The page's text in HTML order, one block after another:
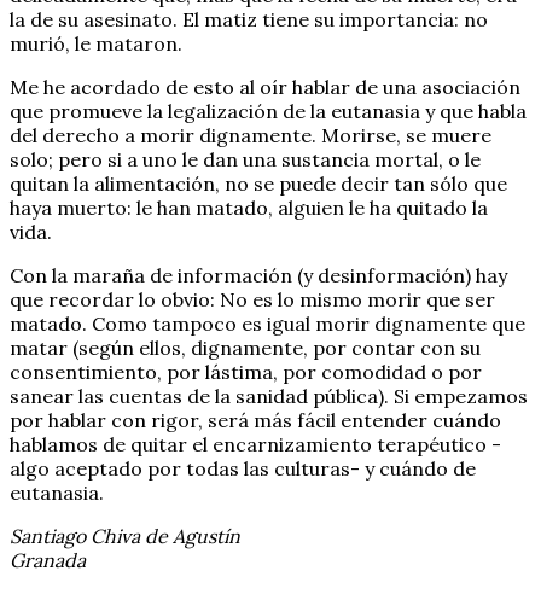
la de su asesinato. El matiz tiene su importancia: no
murió, le mataron.
Me he acordado de esto al oír hablar de una asociación
que promueve la legalización de la eutanasia y que habla
del derecho a morir dignamente. Morirse, se muere
solo; pero si a uno le dan una sustancia mortal, o le
quitan la alimentación, no se puede decir tan sólo que
haya muerto: le han matado, alguien le ha quitado la
vida.
Con la maraña de información (y desinformación) hay
que recordar lo obvio: No es lo mismo morir que ser
matado. Como tampoco es igual morir dignamente que
matar (según ellos, dignamente, por contar con su
consentimiento, por lástima, por comodidad o por
sanear las cuentas de la sanidad pública). Si empezamos
por hablar con rigor, será más fácil entender cuándo
hablamos de quitar el encarnizamiento terapéutico -
algo aceptado por todas las culturas- y cuándo de
eutanasia.
Santiago Chiva de Agustín
Granada